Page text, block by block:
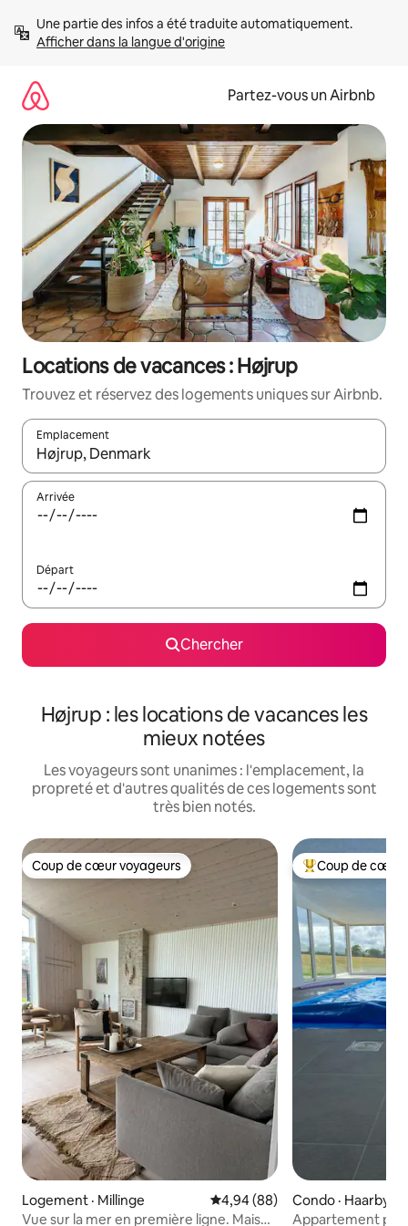
directement
Afficher dans la langue d'origine
Partez-vous un Airbnb
Locations de vacances : Højrup
Trouvez et réservez des logements uniques sur Airbnb.
Emplacement
Quand les résultats sont affichés, parcourez-les en utilisant
Arrivée
Départ
Chercher
Højrup : les locations de vacances les
mieux notées
Les voyageurs sont unanimes : l'emplacement, la
propreté et d'autres qualités de ces logements sont
très bien notés.
Coup de cœur voyageurs
Coup de cœur voyageurs
Logement · Millinge Note moyenne de 4,94 sur 5,
4,94 (88)
Vue sur la mer en première ligne. Maison
Coup de cœur
Coup de cœur
Condo · Haarby
Appartement